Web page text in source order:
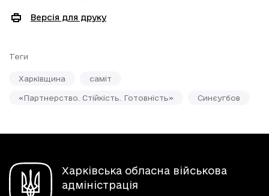
Версія для друку
Теги
Харківщина саміт
«Партнерство. Стійкість. Готовність» Синєугбов
Харківська обласна військова
адміністрація